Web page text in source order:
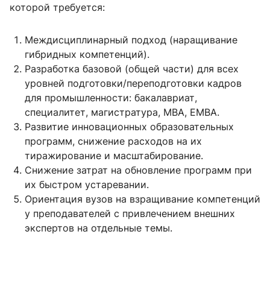
которой требуется:
Междисциплинарный подход (наращивание
гибридных компетенций).
Разработка базовой (общей части) для всех
уровней подготовки/переподготовки кадров
для промышленности: бакалавриат,
специалитет, магистратура, МВА, ЕМВА.
Развитие инновационных образовательных
программ, снижение расходов на их
тиражирование и масштабирование.
Снижение затрат на обновление программ при
их быстром устаревании.
Ориентация вузов на взращивание компетенций
у преподавателей с привлечением внешних
экспертов на отдельные темы.